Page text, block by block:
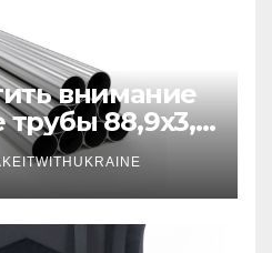
внимание
88,9х3,2